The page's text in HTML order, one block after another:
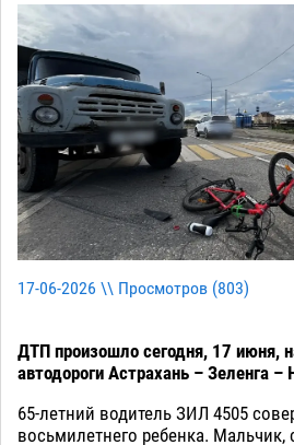
17-06-2026 \\ Просмотров (803)
ДТП произошло сегодня, 17 июня,
автодороги Астрахань – Зеленга –
65-летний водитель ЗИЛ 4505
восьмилетнего ребенка.